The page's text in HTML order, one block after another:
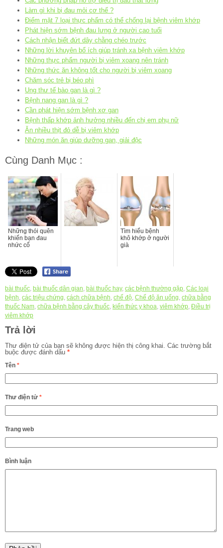
Làm gì khi bị đau mỏi cơ thể ?
Điểm mặt 7 loại thực phẩm có thể chống lại bệnh viêm khớp
Phát hiện sớm bệnh đau lưng ở người cao tuổi
Cách nhận biết đứt dây chằng chéo trước
Những lời khuyên bổ ích giúp tránh xa bệnh viêm khớp
Những thực phẩm người bị viêm xoang nên tránh
Những thức ăn không tốt cho người bị viêm xoang
Chăm sóc trẻ bị béo phì
Ung thư tế bào gan là gì ?
Bệnh nang gan là gì ?
Cần phát hiện sớm bệnh xơ gan
Bệnh thấp khớp ảnh hưởng nhiều đến chị em phụ nữ
Ăn nhiều thịt đỏ dễ bị viêm khớp
Những món ăn giúp dưỡng gan, giải độc
Cùng Danh Mục :
Những thói quên
khiến bạn đau
nhức cổ
Tìm hiểu bệnh
khô khớp ở người
già
bài thuốc, bài thuốc dân gian, bài thuốc hay, các bệnh thường gặp, Các loại
bệnh, các triệu chứng, cách chữa bệnh, chế độ, Chế độ ăn uống, chữa bằng
thuốc Nam, chữa bệnh bằng cây thuốc, kiến thức y khoa, viêm khớp, Điều trị
viêm khớp
Trả lời
Thư điện tử của bạn sẽ không được hiện thị công khai. Các trường bắt
buộc được đánh dấu *
Tên *
Thư điện tử *
Trang web
Bình luận